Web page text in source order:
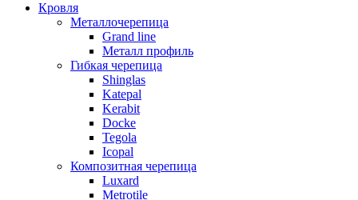
Кровля
Металлочерепица
Grand line
Металл профиль
Гибкая черепица
Shinglas
Katepal
Kerabit
Docke
Tegola
Icopal
Композитная черепица
Luxard
Metrotile